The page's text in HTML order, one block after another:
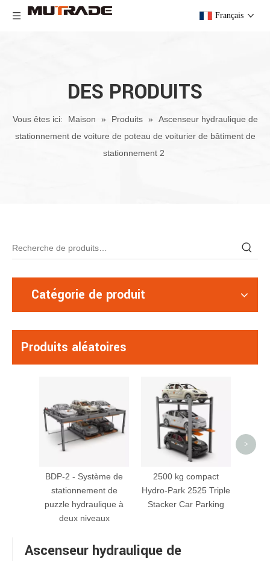
Français
DES PRODUITS
Vous êtes ici: Maison » Produits »
Ascenseur hydraulique de
stationnement de voiture de poteau de voiturier de bâtiment de
stationnement 2
Catégorie de produit
Produits aléatoires
BDP-2 - Système de
stationnement de
puzzle hydraulique à
deux niveaux
2500 kg compact
Hydro-Park 2525 Triple
Stacker Car Parking
>
Ascenseur hydraulique de